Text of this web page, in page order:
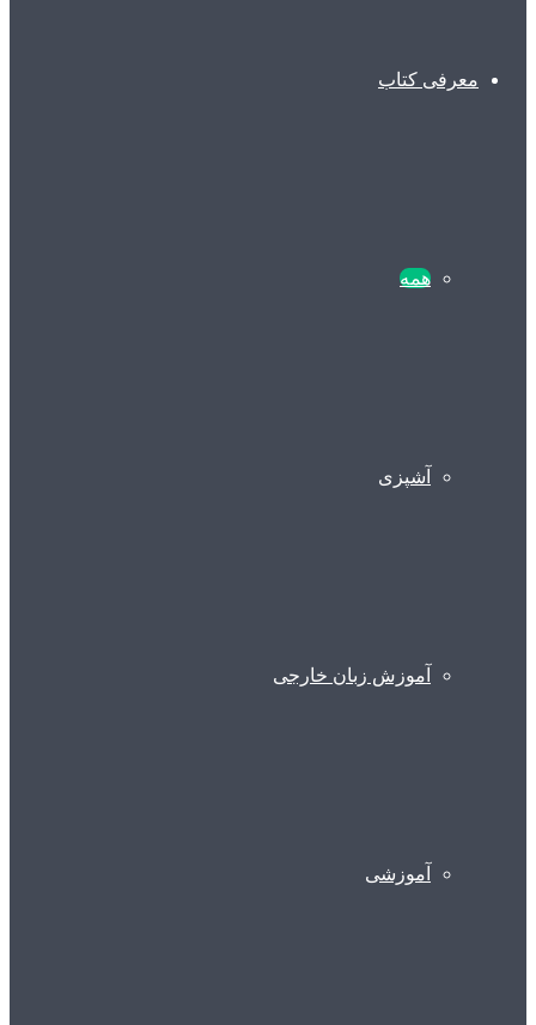
معرفی کتاب
همه
آشپزی
آموزش زبان خارجی
آموزشی